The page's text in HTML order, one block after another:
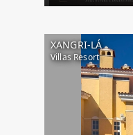
XANGRI-LÁ
Villas Resort